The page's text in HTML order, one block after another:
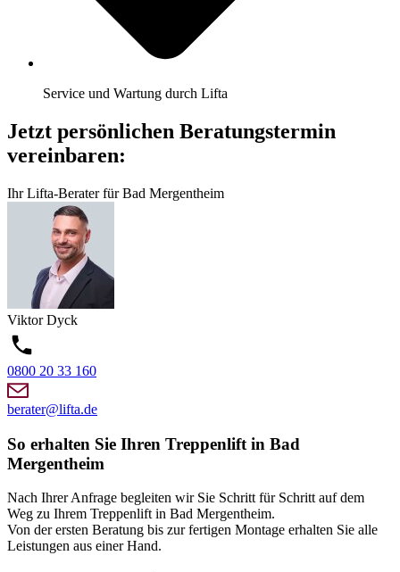
Service und Wartung durch Lifta
Jetzt persönlichen Beratungstermin
vereinbaren:
Ihr Lifta-Berater für Bad Mergentheim
Viktor Dyck
0800 20 33 160
berater@lifta.de
So erhalten Sie Ihren Treppenlift in Bad
Mergentheim
Nach Ihrer Anfrage begleiten wir Sie Schritt für Schritt auf dem
Weg zu Ihrem Treppenlift in Bad Mergentheim.
Von der ersten Beratung bis zur fertigen Montage erhalten Sie alle
Leistungen aus einer Hand.